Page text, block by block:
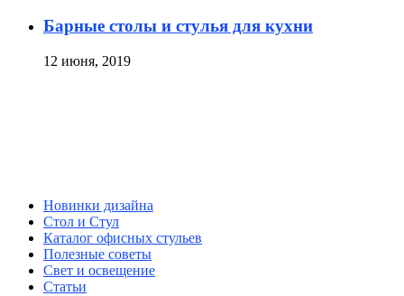
Барные столы и стулья для кухни
12 июня, 2019
Новинки дизайна
Стол и Стул
Каталог офисных стульев
Полезные советы
Свет и освещение
Статьи